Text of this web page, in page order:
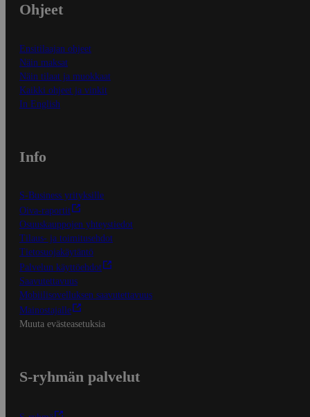
Ohjeet
Ensitilaajan ohjeet
Näin maksat
Näin tilaat ja muokkaat
Kaikki ohjeet ja vinkit
In English
Info
S-Business yrityksille
Oiva-raportit
Osuuskauppojen yhteystiedot
Tilaus- ja toimitusehdot
Tietosuojakäytäntö
Palvelun käyttöehdot
Saavutettavuus
Mobiilisovelluksen saavutettavuus
Mainostajalle
Muuta evästeasetuksia
S-ryhmän palvelut